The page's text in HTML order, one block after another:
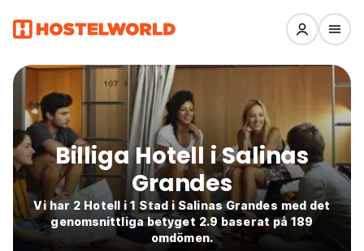
Billiga Hotell i Salinas
Grandes
Vi har 2 Hotell i 1 Stad i Salinas Grandes med det
genomsnittliga betyget 2.9 baserat på 189
omdömen.